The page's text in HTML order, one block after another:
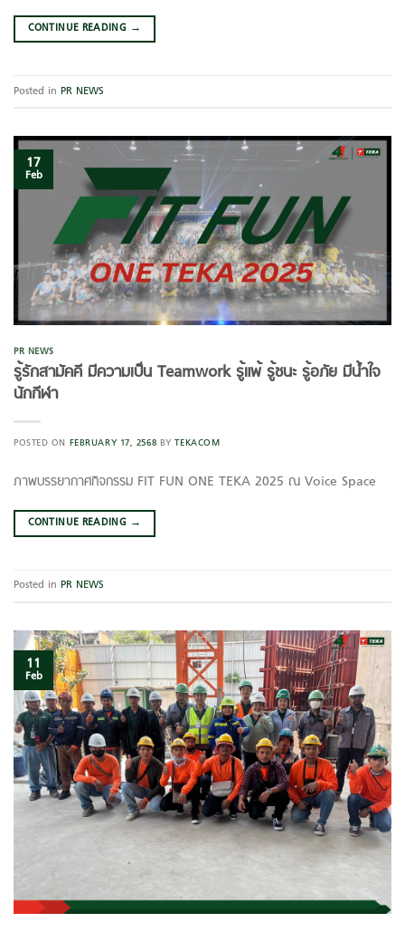
CONTINUE READING →
Posted in PR NEWS
17
Feb
PR NEWS
รู้รักสามัคคี มีความเป็น Teamwork รู้แพ้ รู้ชนะ รู้อภัย มีน้ำใจ
นักกีฬา
POSTED ON FEBRUARY 17, 2568 BYTEKACOM
ภาพบรรยากาศกิจกรรม FIT FUN ONE TEKA 2025 ณ Voice Space
CONTINUE READING →
Posted in PR NEWS
11
Feb